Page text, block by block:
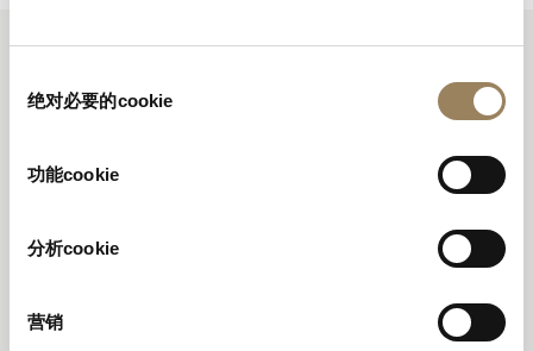
绝对必要的cookie
功能cookie
分析cookie
营销
偏心“月形”针尖腕表指针
当时的指针，多短小而针体宽阔，镶饰繁杂，安装在笨
制表生涯开始，便着重于创制外观简洁，内在精巧的时
计。无论从功能还是美学角度衡量，指针都是腕表的重
要组件之一，因此，阿伯拉罕－路易‧宝玑（Abraham-
Louis Breguet）先生在这一领域留下难以磨灭的印迹也